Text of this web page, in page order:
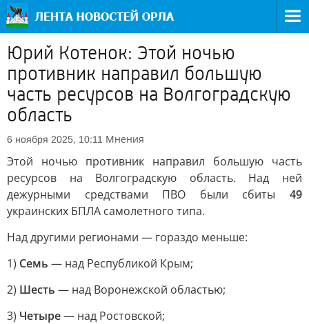
Юрий Котенок: Этой ночью
противник направил большую
часть ресурсов на Волгоградскую
область
6 ноября 2025, 10:11 Мнения
Этой ночью противник направил большую часть
ресурсов на Волгоградскую область. Над ней
дежурными средствами ПВО были сбиты 49
украинских БПЛА самолетного типа.
Над другими регионами — гораздо меньше:
1) Семь — над Республикой Крым;
2) Шесть — над Воронежской областью;
3) Четыре— над Ростовской;